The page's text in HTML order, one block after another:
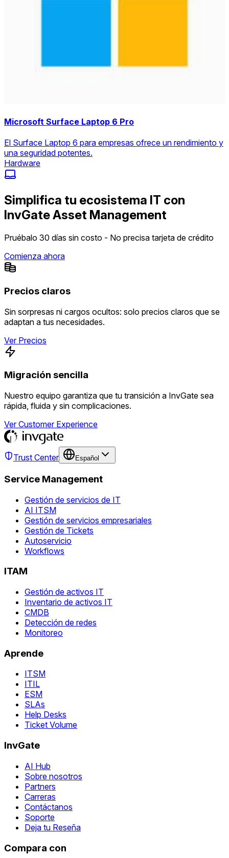
Microsoft Surface Laptop 6 Pro
El Surface Laptop 6 para empresas ofrece un rendimiento y
una seguridad potentes.
Hardware
Simplifica tu ecosistema IT con
InvGate Asset Management
Pruébalo 30 días sin costo - No precisa tarjeta de crédito
Comienza ahora
Precios claros
Sin sorpresas ni cargos ocultos: solo precios claros que se
adaptan a tus necesidades.
Ver Precios
Migración sencilla
Nuestro equipo garantiza que tu transición a InvGate sea
rápida, fluida y sin complicaciones.
Ver Customer Experience
Trust Center Español
Service Management
Gestión de servicios de IT
AI ITSM
Gestión de servicios empresariales
Gestión de Tickets
Autoservicio
Workflows
ITAM
Gestión de activos IT
Inventario de activos IT
CMDB
Detección de redes
Monitoreo
Aprende
ITSM
ITIL
ESM
SLAs
Help Desks
Ticket Volume
InvGate
AI Hub
Sobre nosotros
Partners
Carreras
Contáctanos
Soporte
Deja tu Reseña
Compara con